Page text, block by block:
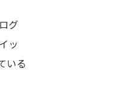
グ
ッ
いる